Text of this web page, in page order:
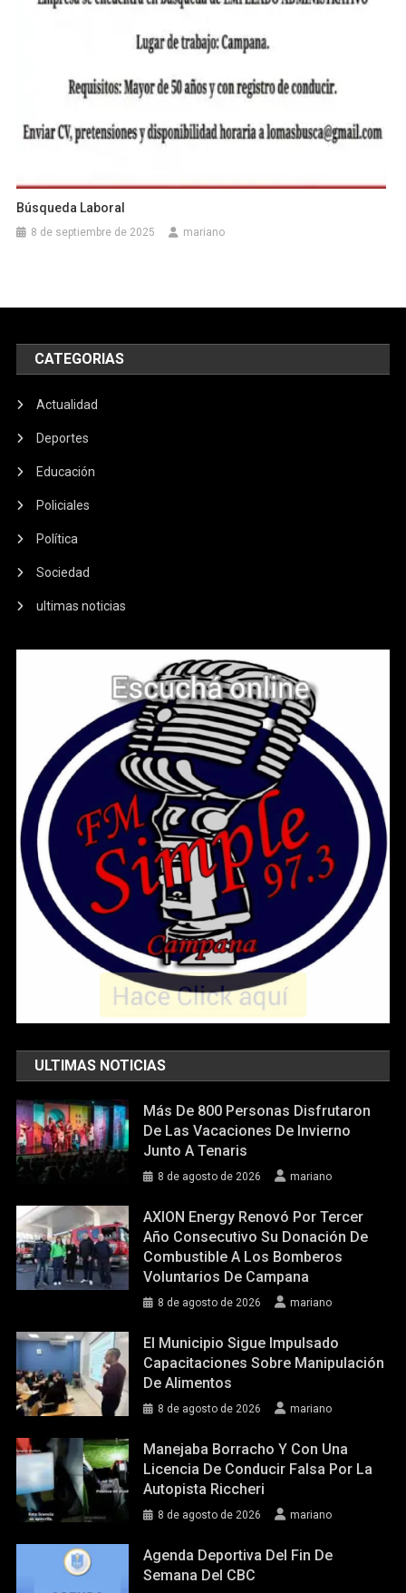
Búsqueda Laboral
8 de septiembre de 2025 mariano
CATEGORIAS
Actualidad
Deportes
Educación
Policiales
Política
Sociedad
ultimas noticias
ULTIMAS NOTICIAS
Más De 800 Personas Disfrutaron
De Las Vacaciones De Invierno
Junto A Tenaris
8 de agosto de 2026 mariano
AXION Energy Renovó Por Tercer
Año Consecutivo Su Donación De
Combustible A Los Bomberos
Voluntarios De Campana
8 de agosto de 2026 mariano
El Municipio Sigue Impulsado
Capacitaciones Sobre Manipulación
De Alimentos
8 de agosto de 2026 mariano
Manejaba Borracho Y Con Una
Licencia De Conducir Falsa Por La
Autopista Riccheri
8 de agosto de 2026 mariano
Agenda Deportiva Del Fin De
Semana Del CBC